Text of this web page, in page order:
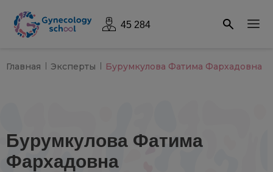
45 284
Главная Эксперты Бурумкулова Фатима Фархадовна
Бурумкулова Фатима
Фархадовна